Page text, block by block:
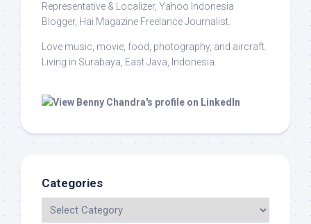
Representative & Localizer, Yahoo Indonesia
Blogger, Hai Magazine Freelance Journalist.
Love music, movie, food, photography, and aircraft.
Living in Surabaya, East Java, Indonesia.
Categories